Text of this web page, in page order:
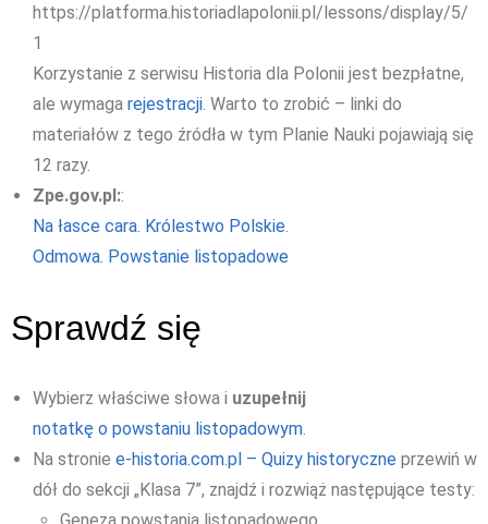
https://platforma.historiadlapolonii.pl/lessons/display/5/
1
Korzystanie z serwisu Historia dla Polonii jest bezpłatne,
ale wymaga rejestracji. Warto to zrobić – linki do
materiałów z tego źródła w tym Planie Nauki pojawiają się
12 razy.
Zpe.gov.pl::
Na łasce cara. Królestwo Polskie.
Odmowa. Powstanie listopadowe
Sprawdź się
Wybierz właściwe słowa i uzupełnij
notatkę o powstaniu listopadowym.
Na stronie e-historia.com.pl – Quizy historyczne przewiń w
dół do sekcji „Klasa 7”, znajdź i rozwiąż następujące testy: